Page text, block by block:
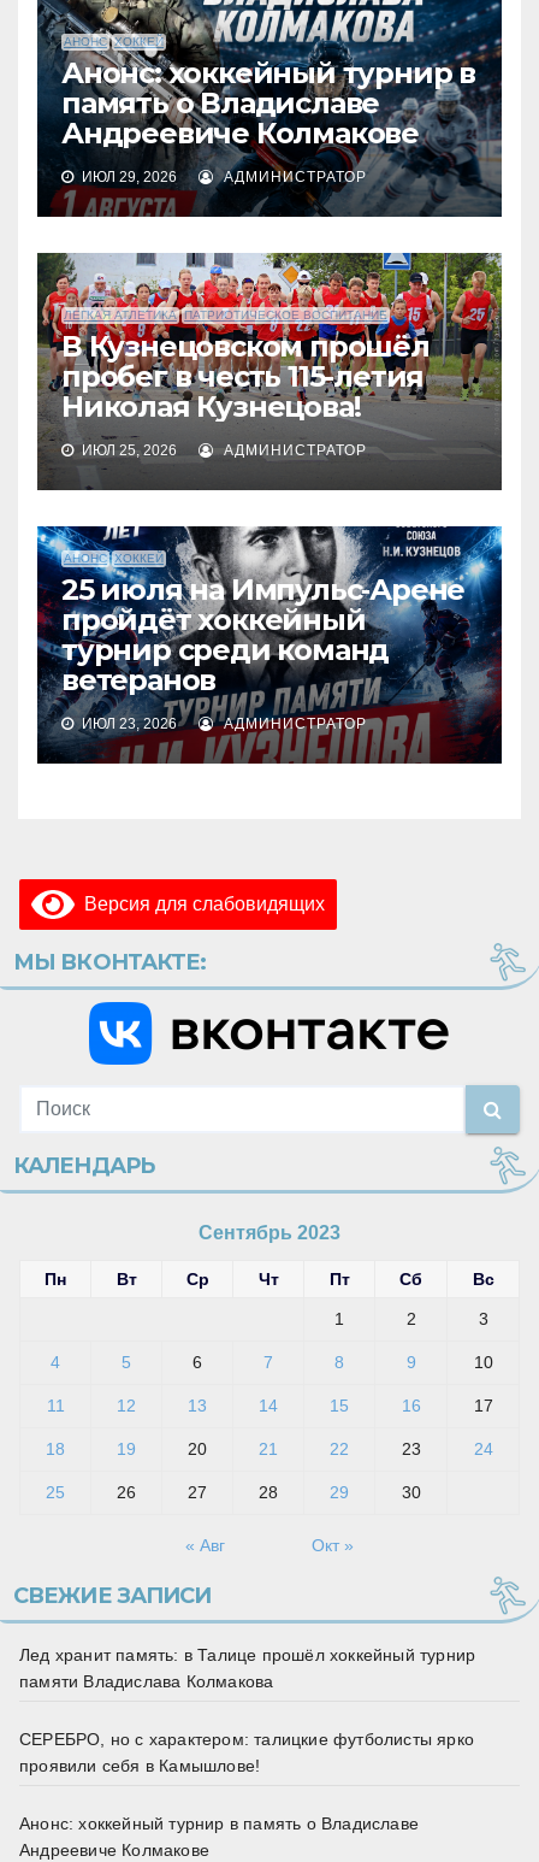
АНОНС ХОККЕЙ
Анонс: хоккейный турнир в
память о Владиславе
Андреевиче Колмакове
ИЮЛ 29, 2026 АДМИНИСТРАТОР
ЛЕГКАЯ АТЛЕТИКА ПАТРИОТИЧЕСКОЕ ВОСПИТАНИЕ
В Кузнецовском прошёл
пробег в честь 115-летия
Николая Кузнецова!
ИЮЛ 25, 2026 АДМИНИСТРАТОР
АНОНС ХОККЕЙ
25 июля на Импульс‑Арене
пройдёт хоккейный
турнир среди команд
ветеранов
ИЮЛ 23, 2026 АДМИНИСТРАТОР
Версия для слабовидящих
МЫ ВКОНТАКТЕ:
КАЛЕНДАРЬ
Сентябрь 2023
Пн Вт Ср Чт Пт Сб Вс
1 2 3
4 5 6 7 8 9 10
11 12 13 14 15 16 17
18 19 20 21 22 23 24
25 26 27 28 29 30
« Авг Окт »
СВЕЖИЕ ЗАПИСИ
Лед хранит память: в Талице прошёл хоккейный турнир
памяти Владислава Колмакова
СЕРЕБРО, но с характером: талицкие футболисты ярко
проявили себя в Камышлове!
Анонс: хоккейный турнир в память о Владиславе
Андреевиче Колмакове